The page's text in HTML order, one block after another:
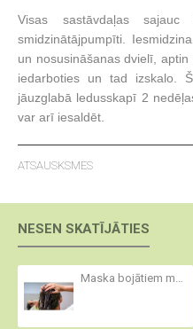
Visas sastāvdaļas
smidzinātājpumpīti.
un nosusināšanas dvielī,
iedarboties un tad izskalo.
jāuzglabā ledusskapī 2
var arī iesaldēt.
ATSAUSKSMES
NESEN SKATĪJĀTIES
Maska bojātiem matiem